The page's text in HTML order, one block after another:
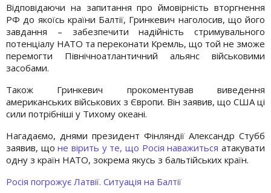
Відповідаючи на запитання про ймовірність вторгнення
РФ до якоїсь країни Балтії, Гринкевич наголосив, що його
завдання – забезпечити надійність стримувального
потенціалу НАТО та переконати Кремль, що той не зможе
перемогти Північноатлантичний альянс військовими
засобами.
Також Гринкевич прокоментував виведення
американських військових з Європи. Він заявив, що США ці
сили потрібніші у Тихому океані.
Нагадаємо, днями президент Фінляндії Александр Стубб
заявив, щоне вірить у те, що Росія наважиться атакувати
одну з країн НАТО, зокрема якусь з бальтійських країн.
Росія погрожує Латвії. Ситуація на Балтії